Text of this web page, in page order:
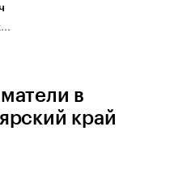
в
край